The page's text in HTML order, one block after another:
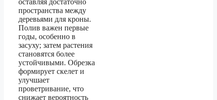
оставляя достаточно
пространства между
деревьями для кроны.
Полив важен первые
годы, особенно в
засуху; затем растения
становятся более
устойчивыми. Обрезка
формирует скелет и
улучшает
проветривание, что
снижает вероятность